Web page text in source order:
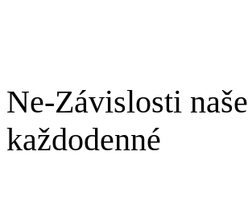
Ne-Závislosti naše
každodenné